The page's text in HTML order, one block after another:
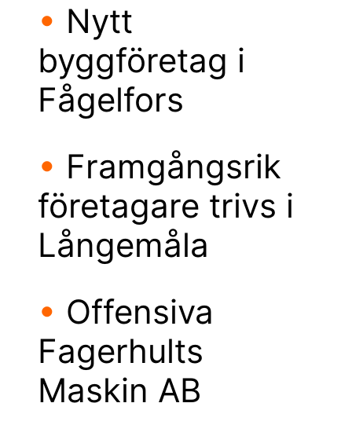
• Nytt
byggföretag i
Fågelfors
• Framgångsrik
företagare trivs i
Långemåla
• Offensiva
Fagerhults
Maskin AB